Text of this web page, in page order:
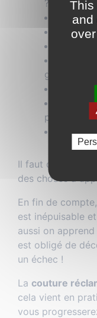
?
glissière ?
Qu’est
poser ?
Il faut dire que la
des choses à
En fin de compte,
est inépuisable
aussi on
est obligé de
un échec !
La couture
cela vient en
vous
This
and